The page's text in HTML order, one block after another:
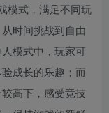
模式，满足不同玩
时间挑战到自由
模式中，玩家可
成长的乐趣；而
高下，感受竞技